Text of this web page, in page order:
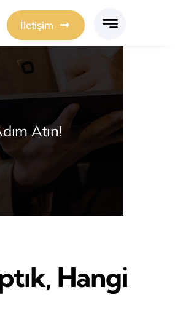
İletişim
Atın!
Hangi